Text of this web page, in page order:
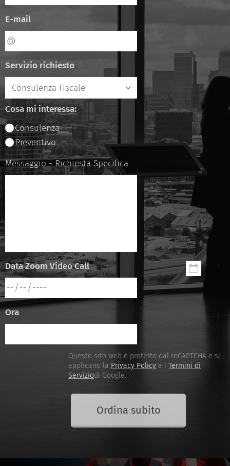
E-mail
Servizio richiesto
Cosa mi interessa:
Consulenza
Preventivo
Messaggio - Richiesta Specifica
Data Zoom Video Call
Ora
Questo sito web è protetto dal reCAPTCHA e si
applicano la Privacy Policy e iTermini di
Serviziodi Google.
Ordina subito